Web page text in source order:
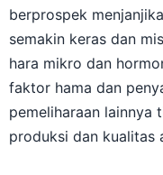
berprospek
semakin keras dan
hara mikro dan
faktor hama dan
pemeliharaan lainnya
produksi dan kualitas